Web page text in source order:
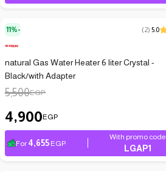
11%- (2) 5.0
natural Gas Water Heater 6 liter Crystal -
Black/with Adapter
5,500EGP
4,900EGP
For 4,655 EGP
With promo code
LGAP1